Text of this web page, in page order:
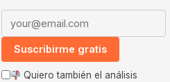
Email address
Suscribirme gratis
Quiero también el análisis